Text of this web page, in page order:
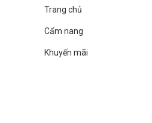
Trang chủ
Cẩm nang
Khuyến mãi